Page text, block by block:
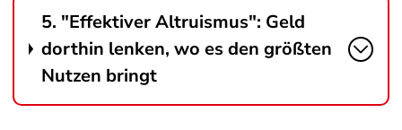
5. "Effektiver Altruismus": Geld
dorthin lenken, wo es den größten
Nutzen bringt